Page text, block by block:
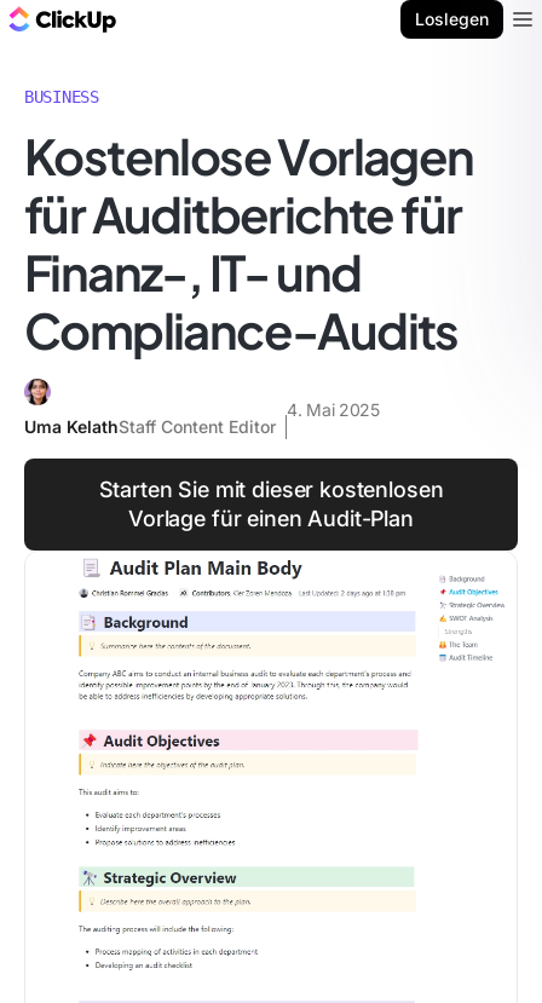
Loslegen
BUSINESS
Kostenlose Vorlagen
für Auditberichte für
Finanz-, IT- und
Compliance-Audits
Uma KelathStaff Content Editor
4. Mai 2025
Starten Sie mit dieser kostenlosen
Vorlage für einen Audit-Plan